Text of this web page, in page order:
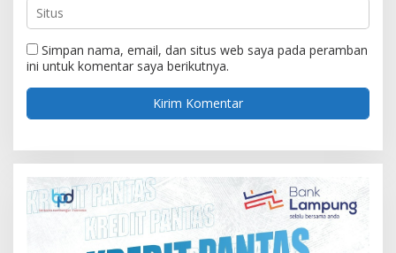
Simpan nama, email, dan situs web saya pada peramban
ini untuk komentar saya berikutnya.